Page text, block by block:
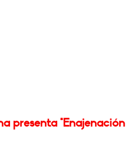
presenta "Enajenación